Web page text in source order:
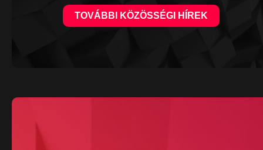
TOVÁBBI KÖZÖSSÉGI HÍREK